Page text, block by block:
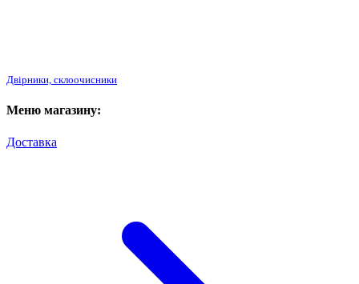
Двірники, склоочисники
Меню магазину:
Доставка